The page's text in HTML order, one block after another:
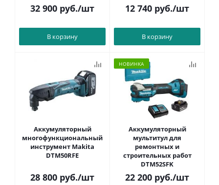
32 900 руб./шт
В корзину
12 740 руб./шт
В корзину
Аккумуляторный
многофункциональный
инструмент Makita
DTM50RFE
28 800 руб./шт
НОВИНКА
Аккумуляторный
мультитул для
ремонтных и
строительных работ
DTM52SFK
22 200 руб./шт